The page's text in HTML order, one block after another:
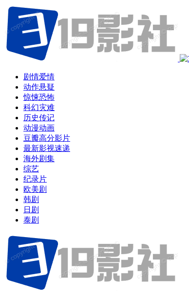
剧情爱情
动作悬疑
惊悚恐怖
科幻灾难
历史传记
动漫动画
豆瓣高分影片
最新影视速递
海外剧集
综艺
纪录片
欧美剧
韩剧
日剧
泰剧